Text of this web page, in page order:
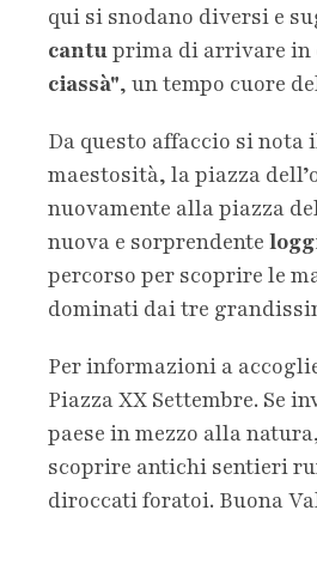
qui si snodano diversi e
cantuprima di arrivare in
ciassà", un tempo cuore
Da questo affaccio si
maestosità, la piazza
nuovamente alla piazza
nuova e sorprendente
percorso per scoprire le
dominati dai tre
Per informazioni a
Piazza XX Settembre. Se
paese in mezzo alla
scoprire antichi sentieri
diroccati foratoi. Buona